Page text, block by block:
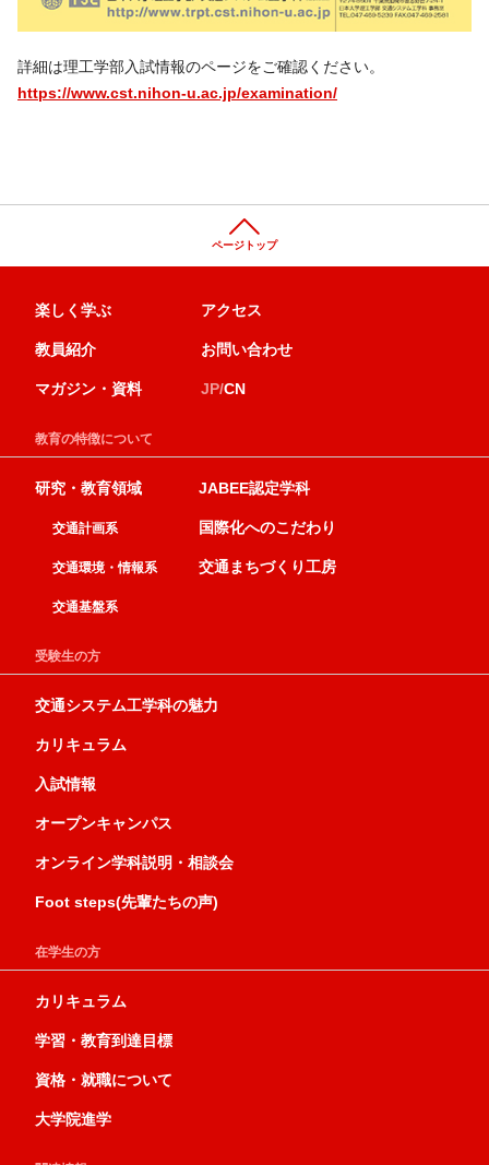
詳細は理工学部入試情報のページをご確認ください。
https://www.cst.nihon-u.ac.jp/examination/
ページトップ
楽しく学ぶ
教員紹介
マガジン・資料
アクセス
お問い合わせ
JP/CN
教育の特徴について
研究・教育領域
交通計画系
交通環境・情報系
交通基盤系
JABEE認定学科
国際化へのこだわり
交通まちづくり工房
受験生の方
交通システム工学科の魅力
カリキュラム
入試情報
オープンキャンパス
オンライン学科説明・相談会
Foot steps(先輩たちの声)
在学生の方
カリキュラム
学習・教育到達目標
資格・就職について
大学院進学